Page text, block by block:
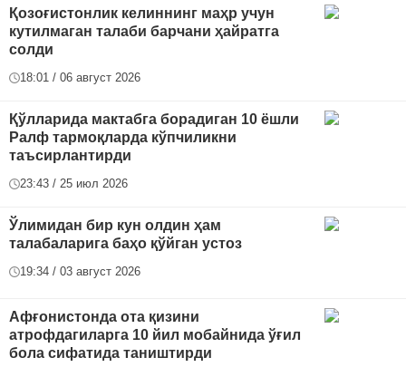
Қозоғистонлик келиннинг маҳр учун
кутилмаган талаби барчани ҳайратга
солди
18:01 / 06 август 2026
Қўлларида мактабга борадиган 10 ёшли
Ралф тармоқларда кўпчиликни
таъсирлантирди
23:43 / 25 июл 2026
Ўлимидан бир кун олдин ҳам
талабаларига баҳо қўйган устоз
19:34 / 03 август 2026
Афғонистонда ота қизини
атрофдагиларга 10 йил мобайнида ўғил
бола сифатида таништирди